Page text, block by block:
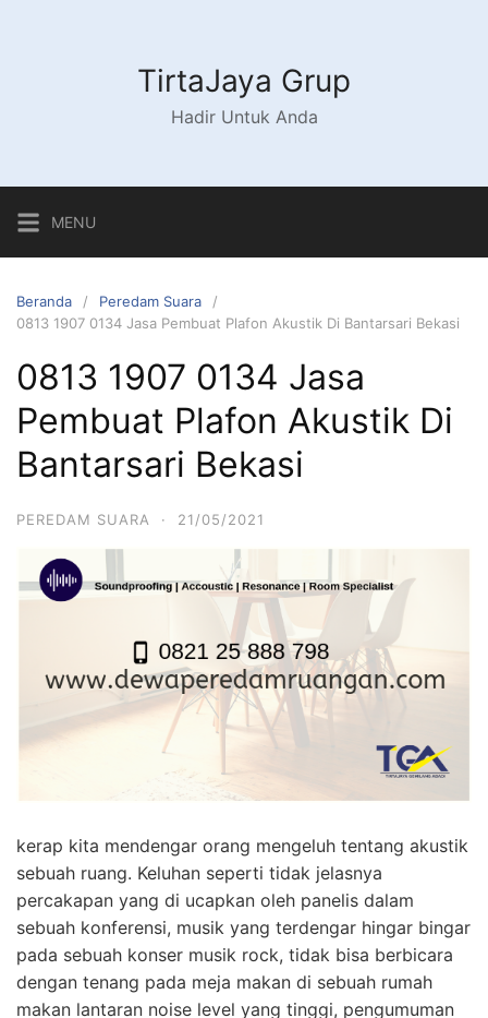
TirtaJaya Grup
Hadir Untuk Anda
MENU
Beranda
Peredam Suara
0813 1907 0134 Jasa Pembuat Plafon Akustik Di Bantarsari Bekasi
0813 1907 0134 Jasa
Pembuat Plafon Akustik Di
Bantarsari Bekasi
PEREDAM SUARA · 21/05/2021
kerap kita mendengar orang mengeluh tentang akustik
sebuah ruang. Keluhan seperti tidak jelasnya
percakapan yang di ucapkan oleh panelis dalam
sebuah konferensi, musik yang terdengar hingar bingar
pada sebuah konser musik rock, tidak bisa berbicara
dengan tenang pada meja makan di sebuah rumah
makan lantaran noise level yang tinggi, pengumuman